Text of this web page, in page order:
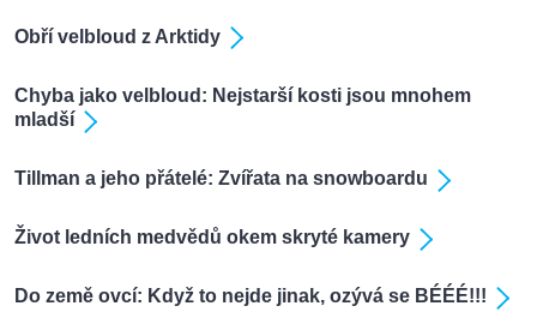
Obří velbloud z Arktidy
Chyba jako velbloud: Nejstarší kosti jsou mnohem
mladší
Tillman a jeho přátelé: Zvířata na snowboardu
Život ledních medvědů okem skryté kamery
Do země ovcí: Když to nejde jinak, ozývá se BÉÉÉ!!!